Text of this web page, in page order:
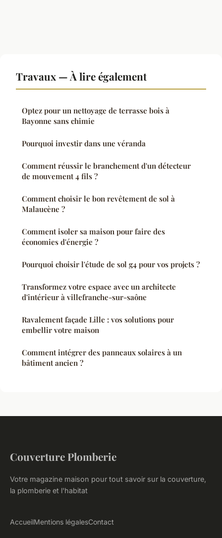
Travaux — À lire également
Optez pour un nettoyage de terrasse bois à
Bayonne sans chimie
Pourquoi investir dans une véranda
Comment réussir le branchement d'un détecteur
de mouvement 4 fils ?
Comment choisir le bon revêtement de sol à
Malaucène ?
Comment isoler sa maison pour faire des
économies d'énergie ?
Pourquoi choisir l'étude de sol g4 pour vos projets ?
Transformez votre espace avec un architecte
d'intérieur à villefranche-sur-saône
Ravalement façade Lille : vos solutions pour
embellir votre maison
Comment intégrer des panneaux solaires à un
bâtiment ancien ?
Couverture Plomberie
Votre magazine maison pour tout savoir sur la couverture,
la plomberie et l'habitat
AccueilMentions légalesContact